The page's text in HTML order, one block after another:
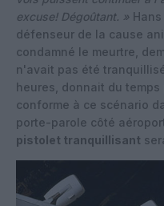
excuse! Dégoûtant. »
défenseur de la cause
condamné le meurtre,
n'avait pas été
heures, donnait du
conforme à ce scénario
porte-parole côté
pistolet tranquillisant